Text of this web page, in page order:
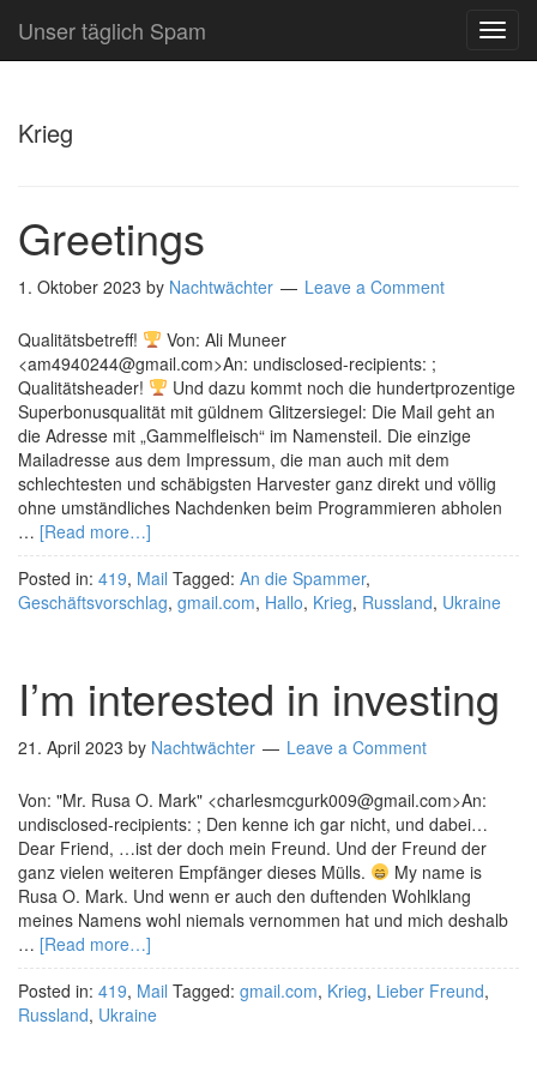
Unser täglich Spam
Krieg
Greetings
1. Oktober 2023 by Nachtwächter Leave a Comment
Qualitätsbetreff!
Von: Ali Muneer
<am4940244@gmail.com>An: undisclosed-recipients: ;
Qualitätsheader!
Und dazu kommt noch die hundertprozentige
Superbonusqualität mit güldnem Glitzersiegel: Die Mail geht an
die Adresse mit „Gammelfleisch“ im Namensteil. Die einzige
Mailadresse aus dem Impressum, die man auch mit dem
schlechtesten und schäbigsten Harvester ganz direkt und völlig
ohne umständliches Nachdenken beim Programmieren abholen
… [Read more…]
Posted in: 419, Mail Tagged: An die Spammer,
Geschäftsvorschlag, gmail.com, Hallo, Krieg, Russland, Ukraine
I’m interested in investing
21. April 2023 by Nachtwächter Leave a Comment
Von: "Mr. Rusa O. Mark" <charlesmcgurk009@gmail.com>An:
undisclosed-recipients: ; Den kenne ich gar nicht, und dabei…
Dear Friend, …ist der doch mein Freund. Und der Freund der
ganz vielen weiteren Empfänger dieses Mülls.
My name is
Rusa O. Mark. Und wenn er auch den duftenden Wohlklang
meines Namens wohl niemals vernommen hat und mich deshalb
… [Read more…]
Posted in: 419, Mail Tagged: gmail.com, Krieg, Lieber Freund,
Russland, Ukraine